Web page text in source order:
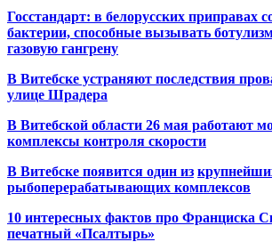
Госстандарт: в белорусских приправах
бактерии, способные вызывать
газовую гангрену
В Витебске устраняют последствия
улице Шрадера
В Витебской области 26 мая работают
комплексы контроля скорости
В Витебске появится один из
рыбоперерабатывающих комплексов
10 интересных фактов про Франциска
печатный «Псалтырь»